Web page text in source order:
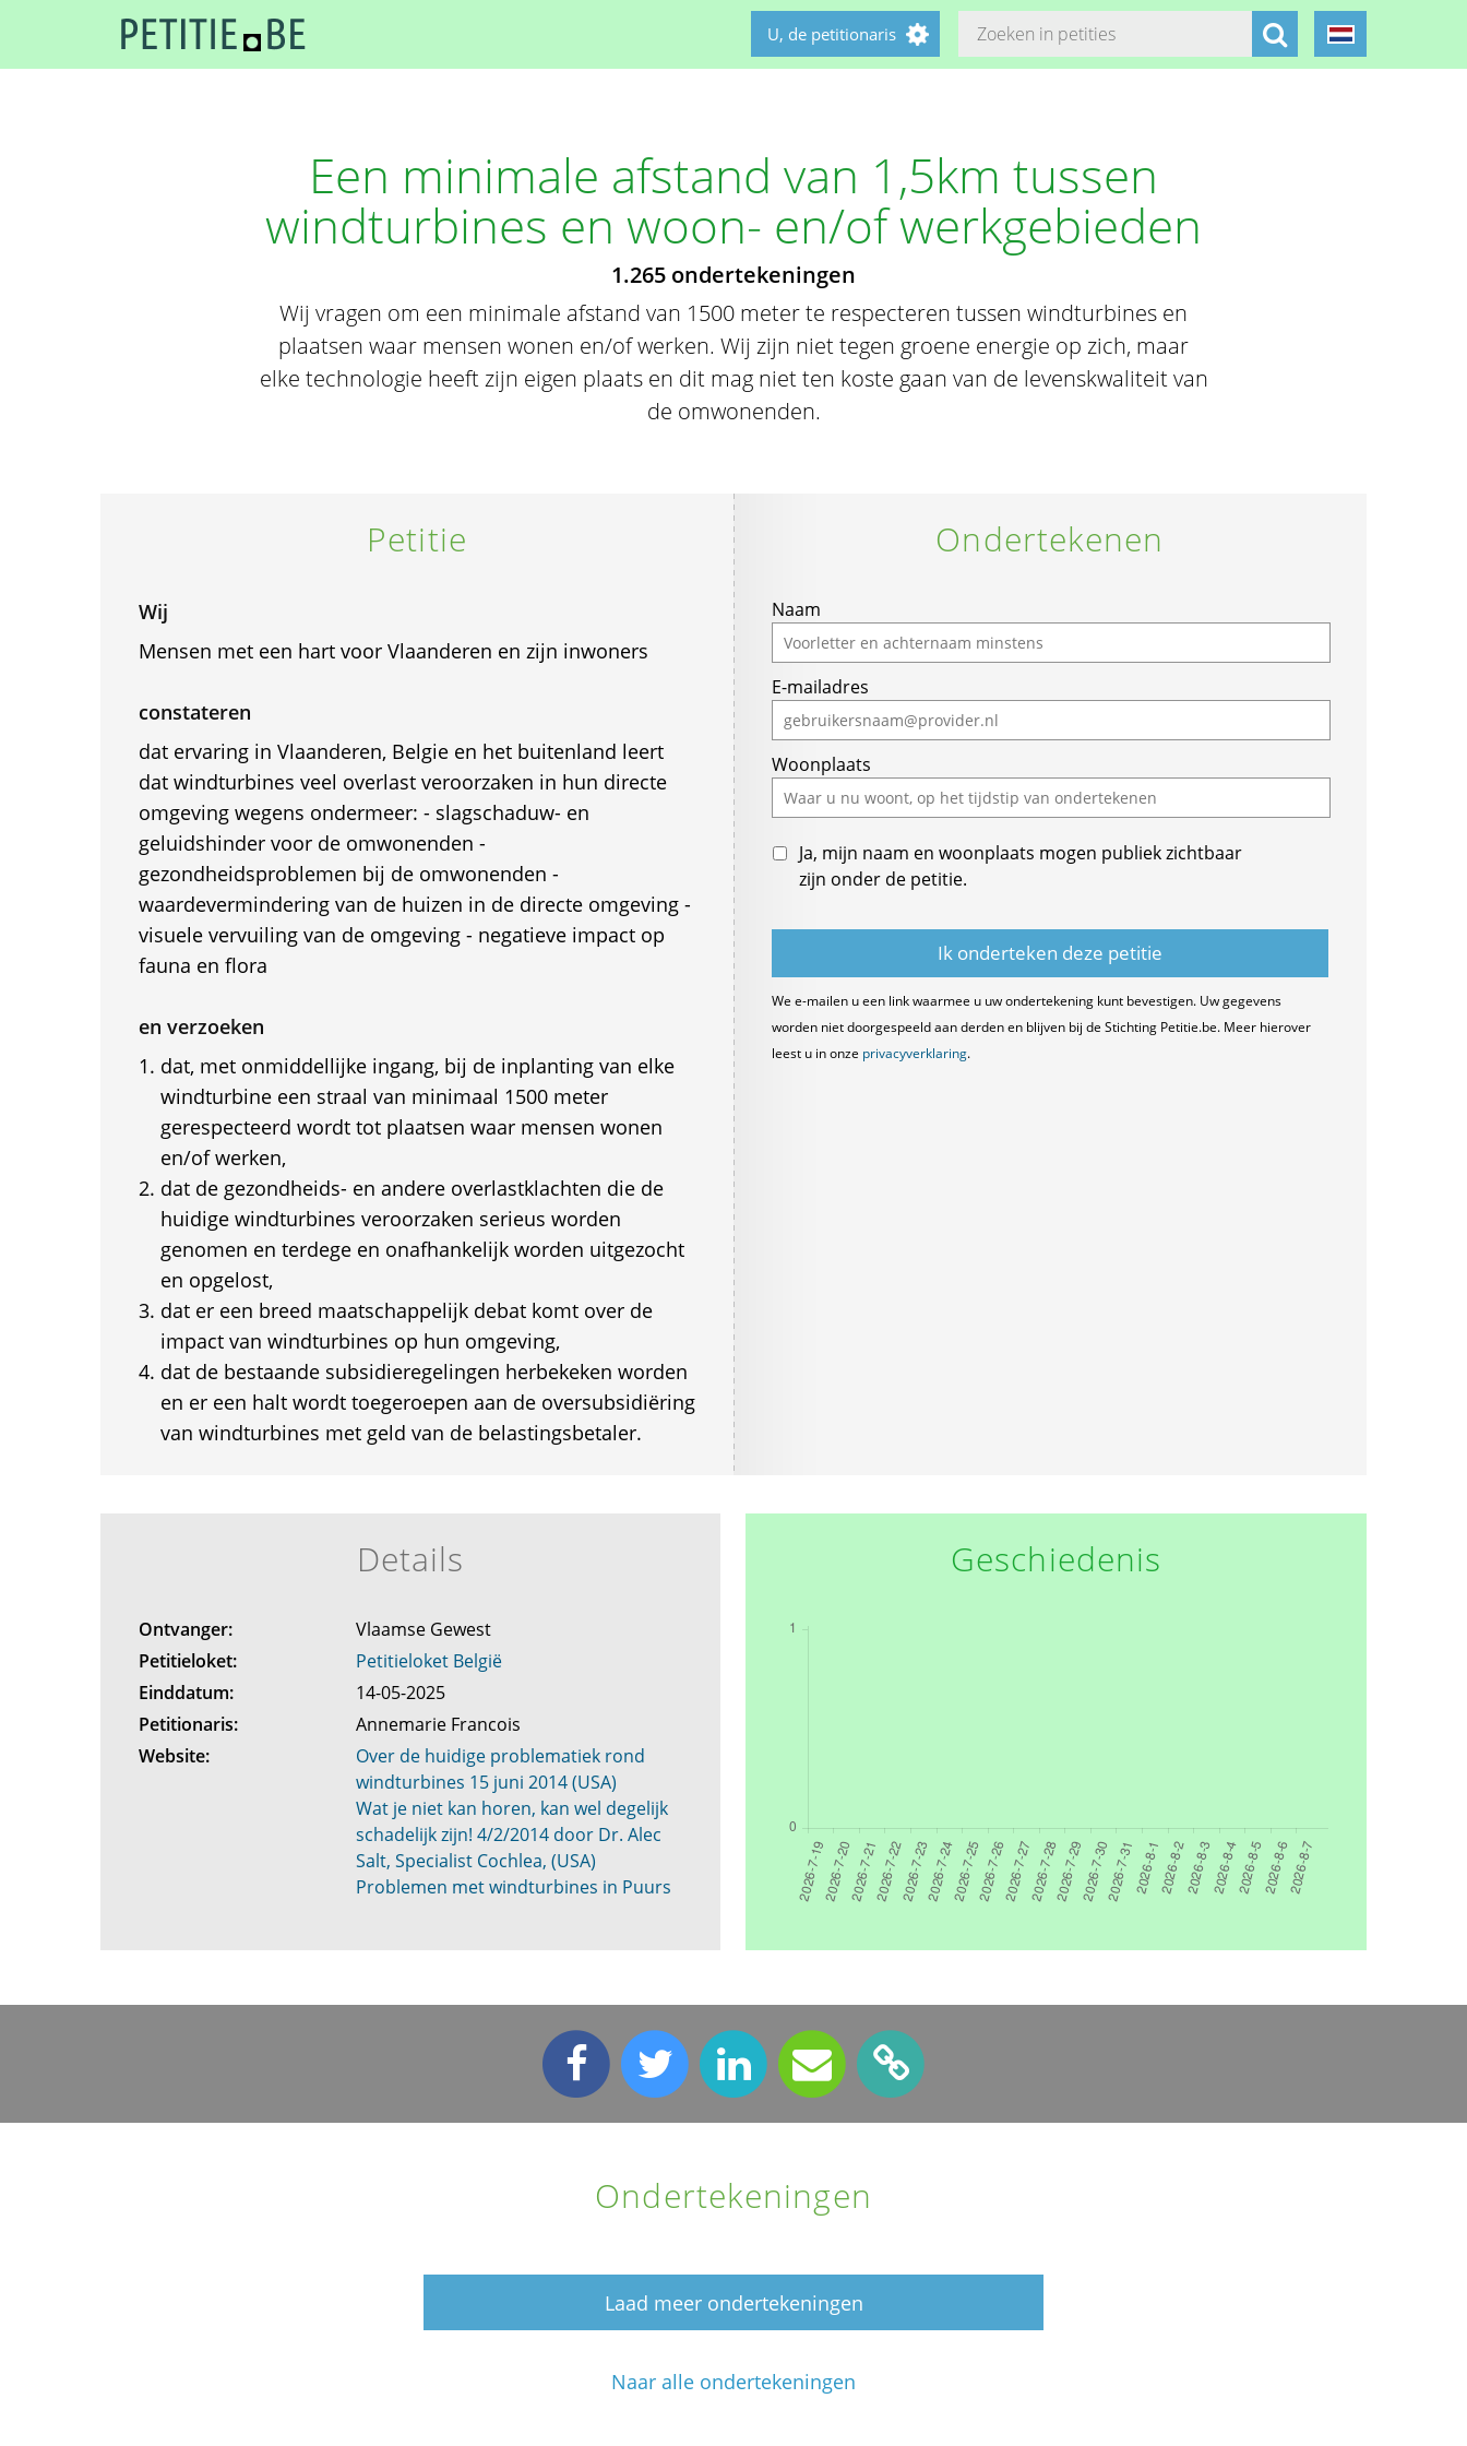
U, de petitionaris
Een minimale afstand van 1,5km tussen
windturbines en woon- en/of werkgebieden
1.265 ondertekeningen
Wij vragen om een minimale afstand van 1500 meter te respecteren tussen windturbines en
plaatsen waar mensen wonen en/of werken. Wij zijn niet tegen groene energie op zich, maar
elke technologie heeft zijn eigen plaats en dit mag niet ten koste gaan van de levenskwaliteit van
de omwonenden.
Petitie
Wij
Mensen met een hart voor Vlaanderen en zijn inwoners
constateren
dat ervaring in Vlaanderen, Belgie en het buitenland leert
dat windturbines veel overlast veroorzaken in hun directe
omgeving wegens ondermeer: - slagschaduw- en
geluidshinder voor de omwonenden -
gezondheidsproblemen bij de omwonenden -
waardevermindering van de huizen in de directe omgeving -
visuele vervuiling van de omgeving - negatieve impact op
fauna en flora
en verzoeken
dat, met onmiddellijke ingang, bij de inplanting van elke
windturbine een straal van minimaal 1500 meter
gerespecteerd wordt tot plaatsen waar mensen wonen
en/of werken,
dat de gezondheids- en andere overlastklachten die de
huidige windturbines veroorzaken serieus worden
genomen en terdege en onafhankelijk worden uitgezocht
en opgelost,
dat er een breed maatschappelijk debat komt over de
impact van windturbines op hun omgeving,
dat de bestaande subsidieregelingen herbekeken worden
en er een halt wordt toegeroepen aan de oversubsidiëring
van windturbines met geld van de belastingsbetaler.
Ondertekenen
If
you
are
a
human,
ignore
this
field
Naam
E-mailadres
Woonplaats
Ja, mijn naam en woonplaats mogen publiek zichtbaar
zijn onder de petitie.
We e-mailen u een link waarmee u uw ondertekening kunt bevestigen. Uw gegevens
worden niet doorgespeeld aan derden en blijven bij de Stichting Petitie.be. Meer hierover
leest u in onze privacyverklaring.
Details
Ontvanger:
Vlaamse Gewest
Petitieloket:
Petitieloket België
Einddatum:
14-05-2025
Petitionaris:
Annemarie Francois
Website:
Over de huidige problematiek rond
windturbines 15 juni 2014 (USA)
Wat je niet kan horen, kan wel degelijk
schadelijk zijn! 4/2/2014 door Dr. Alec
Salt, Specialist Cochlea, (USA)
Problemen met windturbines in Puurs
Geschiedenis
Ondertekeningen
Laad meer ondertekeningen
Naar alle ondertekeningen